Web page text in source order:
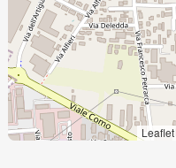
Leaflet